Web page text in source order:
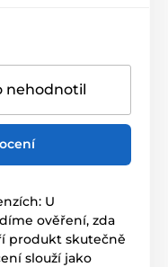
nehodnotil
U
ověření, zda
produkt skutečně
slouží jako